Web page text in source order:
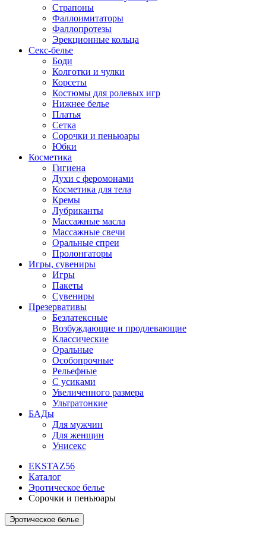
Страпоны
Фаллоимитаторы
Фаллопротезы
Эрекционные кольца
Секс-белье
Боди
Колготки и чулки
Корсеты
Костюмы для ролевых игр
Нижнее белье
Платья
Сетка
Сорочки и пеньюары
Юбки
Косметика
Гигиена
Духи с феромонами
Косметика для тела
Кремы
Лубриканты
Массажные масла
Массажные свечи
Оральные спреи
Пролонгаторы
Игры, сувениры
Игры
Пакеты
Сувениры
Презервативы
Безлатексные
Возбуждающие и продлевающие
Классические
Оральные
Особопрочные
Рельефные
С усиками
Увеличенного размера
Ультратонкие
БАДы
Для мужчин
Для женщин
Унисекс
EKSTAZ56
Каталог
Эротическое белье
Сорочки и пеньюары
Эротическое белье